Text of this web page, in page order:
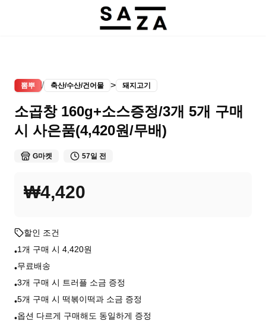
뽐뿌 / 축산/수산/건어물 > 돼지고기
소곱창 160g+소스증정/3개 5개 구매
시 사은품(4,420원/무배)
G마켓 57일 전
₩4,420
할인 조건
•1개 구매 시 4,420원
•무료배송
•3개 구매 시 트러플 소금 증정
•5개 구매 시 떡볶이떡과 소금 증정
•옵션 다르게 구매해도 동일하게 증정